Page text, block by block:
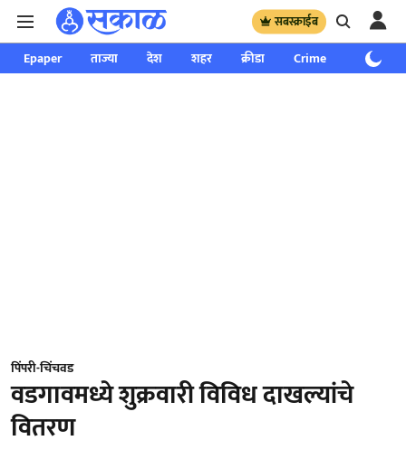
सबस्क्राईब
Epaper ताज्या देश शहर क्रीडा Crime साप्ताहिक
पिंपरी-चिंचवड
वडगावमध्ये शुक्रवारी विविध दाखल्यांचे
वितरण